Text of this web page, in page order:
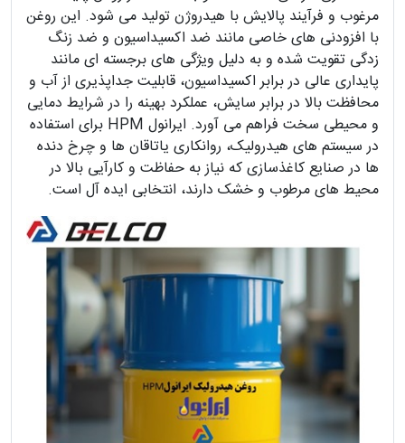
مرغوب و فرآیند پالایش با هیدروژن تولید می شود. این روغن
با افزودنی های خاصی مانند ضد اکسیداسیون و ضد زنگ
زدگی تقویت شده و به دلیل ویژگی های برجسته ای مانند
پایداری عالی در برابر اکسیداسیون، قابلیت جداپذیری از آب و
محافظت بالا در برابر سایش، عملکرد بهینه را در شرایط دمایی
و محیطی سخت فراهم می آورد. ایرانول HPM برای استفاده
در سیستم های هیدرولیک، روانکاری یاتاقان ها و چرخ دنده
ها در صنایع کاغذسازی که نیاز به حفاظت و کارآیی بالا در
محیط های مرطوب و خشک دارند، انتخابی ایده آل است.